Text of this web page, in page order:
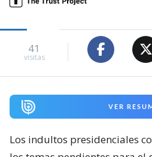
41
visitas
VER
Los indultos presidenciales